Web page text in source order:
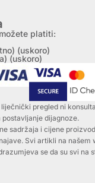
platiti:
(uskoro)
(uskoro)
pregled ni
dijagnoze.
sadržaja i cijene
Svi artikli na našem
se da su svi na